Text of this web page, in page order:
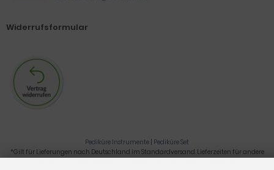
Widerrufsformular
Pediküre Instrumente | Pediküre Set
*Gilt für Lieferungen nach Deutschland im Standardversand. Lieferzeiten für andere